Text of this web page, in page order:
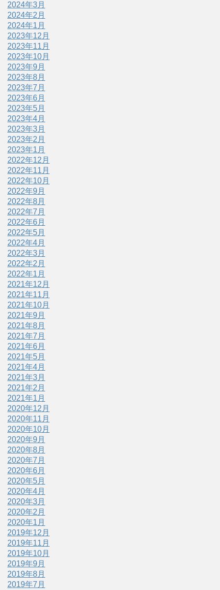
2024年3月
2024年2月
2024年1月
2023年12月
2023年11月
2023年10月
2023年9月
2023年8月
2023年7月
2023年6月
2023年5月
2023年4月
2023年3月
2023年2月
2023年1月
2022年12月
2022年11月
2022年10月
2022年9月
2022年8月
2022年7月
2022年6月
2022年5月
2022年4月
2022年3月
2022年2月
2022年1月
2021年12月
2021年11月
2021年10月
2021年9月
2021年8月
2021年7月
2021年6月
2021年5月
2021年4月
2021年3月
2021年2月
2021年1月
2020年12月
2020年11月
2020年10月
2020年9月
2020年8月
2020年7月
2020年6月
2020年5月
2020年4月
2020年3月
2020年2月
2020年1月
2019年12月
2019年11月
2019年10月
2019年9月
2019年8月
2019年7月